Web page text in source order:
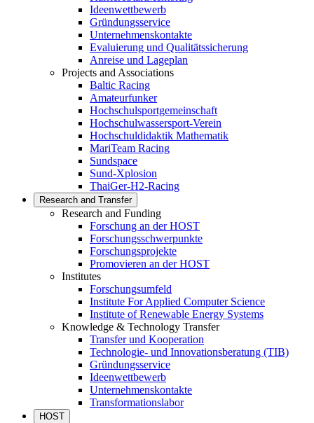
Ideenwettbewerb
Gründungsservice
Unternehmenskontakte
Evaluierung und Qualitätssicherung
Anreise und Lageplan
Projects and Associations
Baltic Racing
Amateurfunker
Hochschulsportgemeinschaft
Hochschulwassersport-Verein
Hochschuldidaktik Mathematik
MariTeam Racing
Sundspace
Sund-Xplosion
ThaiGer-H2-Racing
Research and Transfer
Research and Funding
Forschung an der HOST
Forschungsschwerpunkte
Forschungsprojekte
Promovieren an der HOST
Institutes
Forschungsumfeld
Institute For Applied Computer Science
Institute of Renewable Energy Systems
Knowledge & Technology Transfer
Transfer und Kooperation
Technologie- und Innovationsberatung (TIB)
Gründungsservice
Ideenwettbewerb
Unternehmenskontakte
Transformationslabor
HOST